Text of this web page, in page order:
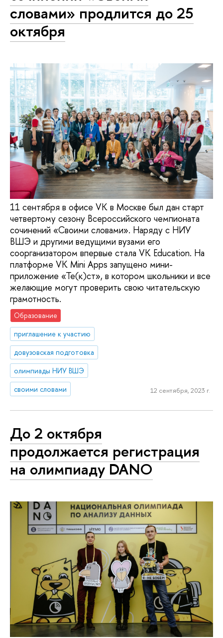
словами» продлится до 25
октября
11 сентября в офисе VК в Москве был дан старт
четвертому сезону Всероссийского чемпионата
сочинений «Своими словами». Наряду с НИУ
ВШЭ и другими ведущими вузами его
соорганизатором впервые стала VK Education. На
платформе VK Mini Apps запущено мини-
приложение «Те(к)ст», в котором школьники и все
желающие могут проверить свою читательскую
грамотность.
Образование
приглашение к участию
довузовская подготовка
олимпиады НИУ ВШЭ
своими словами
12 сентября, 2023 г.
До 2 октября
продолжается регистрация
на олимпиаду DANO